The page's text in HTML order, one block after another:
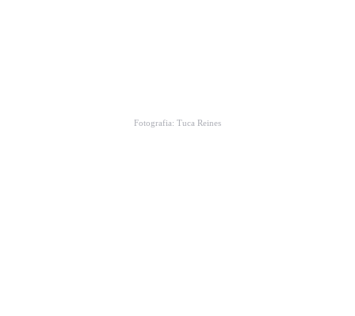
Fotografia: Tuca Reines